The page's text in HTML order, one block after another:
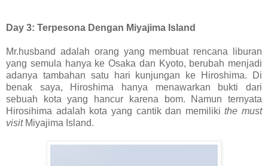
Day 3: Terpesona Dengan Miyajima Island
Mr.husband adalah orang yang membuat rencana liburan
yang semula hanya ke Osaka dan Kyoto, berubah menjadi
adanya tambahan satu hari kunjungan ke Hiroshima. Di
benak saya, Hiroshima hanya menawarkan bukti dari
sebuah kota yang hancur karena bom. Namun ternyata
Hirosihima adalah kota yang cantik dan memilikithe must
visit Miyajima Island.